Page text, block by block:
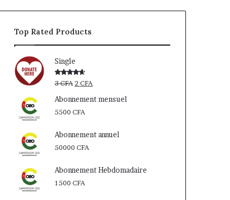
Top Rated Products
Single
Note
sur
5
3CFA Le
initial
était :
2CFA
actuel
Abonnement mensuel
5500CFA
Abonnement annuel
50000CFA
Abonnement Hebdomadaire
1500CFA